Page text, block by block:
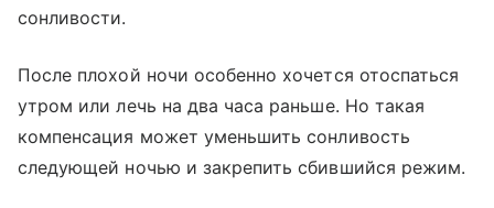
сонливости.
После плохой ночи особенно хочется отоспаться
утром или лечь на два часа раньше. Но такая
компенсация может уменьшить сонливость
следующей ночью и закрепить сбившийся режим.